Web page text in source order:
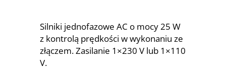
Silniki jednofazowe AC o mocy 25 W
z kontrolą prędkości w wykonaniu ze
złączem. Zasilanie 1×230 V lub 1×110
V.